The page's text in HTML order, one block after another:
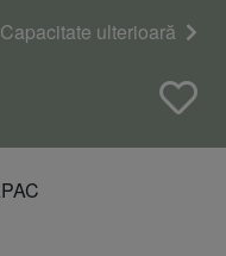
Capacitate ulterioară